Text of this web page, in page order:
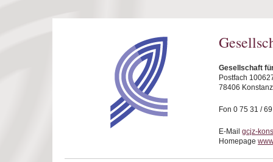
Gesellschaft
Postfach
78406 Konstanz
Fon 0 75 31 /
E-Mail gcjz-
Homepage